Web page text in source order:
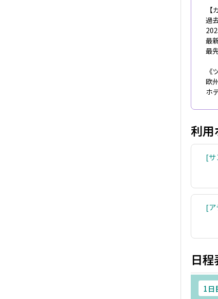
過
最
最
《
欧
ホ
利用
サ
日程
1日